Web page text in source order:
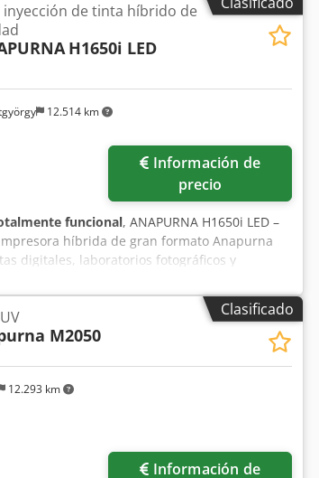
12.514 km
inyección de tinta híbrido de
H1650i LED
precio
funcional, ANAPURNA H1650i LED –
híbrida de gran formato Anapurna
digitales, laboratorios fotográficos y
de impresión en cartón y papel en bobina. El
tanto interiores como exteriores. La
que permiten la impresión sobre una amplia
función de tinta blanca permite imprimir
o utilizar el blanco como color especial.
pies) para impresión a sangre Longitud
y 2 detrás) Tamaño mínimo: A2
Grosor Grosor mínimo: 1 mm (0,04
10 kg/m² sobre la mesa de impresión (22
máxima: n.d. – limitada por peso y
Clasificado
12.293 km
M2050